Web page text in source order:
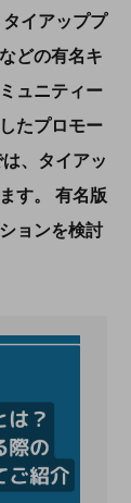
イアッププ
どの有名キ
ュニティー
たプロモー
、タイアッ
す。 有名版
ョンを検討